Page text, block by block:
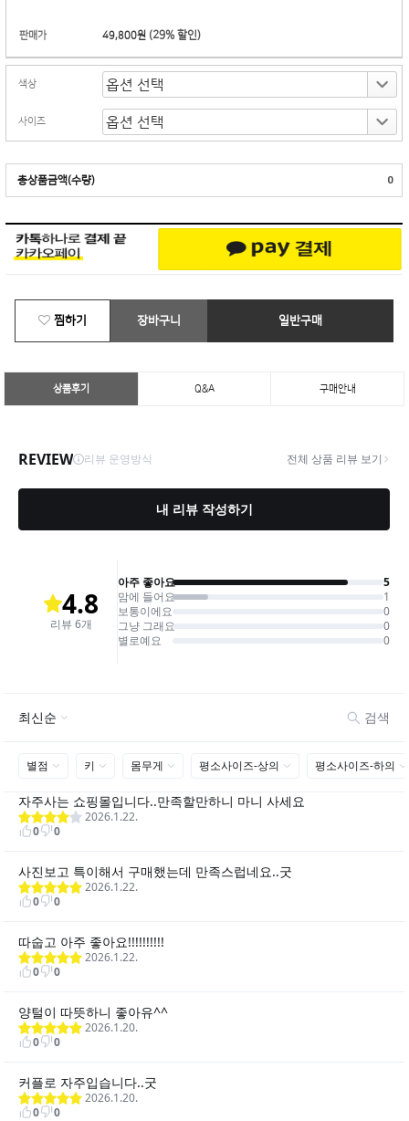
판매가 49,800원 (29% 할인)
색상
사이즈
총상품금액(수량) 0
찜하기 장바구니 일반구매
상품후기 Q&A 구매안내